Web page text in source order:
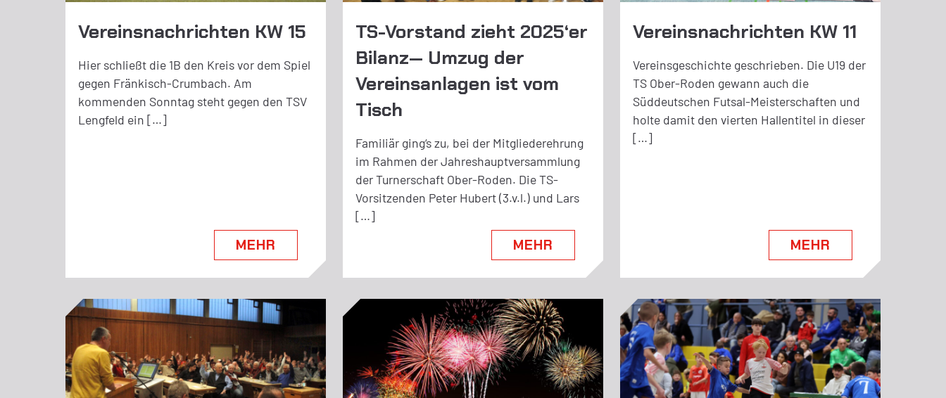
Vereinsnachrichten KW 15
Hier schließt die 1B den Kreis vor dem Spiel
gegen Fränkisch-Crumbach. Am
kommenden Sonntag steht gegen den TSV
Lengfeld ein […]
MEHR
TS-Vorstand zieht 2025‘er
Bilanz— Umzug der
Vereinsanlagen ist vom
Tisch
Familiär ging‘s zu, bei der Mitgliederehrung
im Rahmen der Jahreshauptversammlung
der Turnerschaft Ober-Roden. Die TS-
Vorsitzenden Peter Hubert (3.v.l.) und Lars
[…]
MEHR
Vereinsnachrichten KW 11
Vereinsgeschichte geschrieben. Die U19 der
TS Ober-Roden gewann auch die
Süddeutschen Futsal-Meisterschaften und
holte damit den vierten Hallentitel in dieser
[…]
MEHR